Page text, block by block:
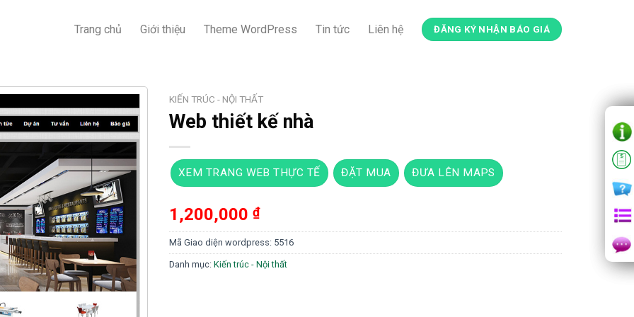
Trang chủ Giới thiệu Theme WordPress Tin tức Liên hệ ĐĂNG KÝ NHẬN BÁO GIÁ
KIẾN TRÚC - NỘI THẤT
Web thiết kế nhà
XEM TRANG WEB THỰC TẾ ĐẶT MUA ĐƯA LÊN MAPS
1,200,000 ₫
Mã Giao diện wordpress: 5516
Danh mục: Kiến trúc - Nội thất